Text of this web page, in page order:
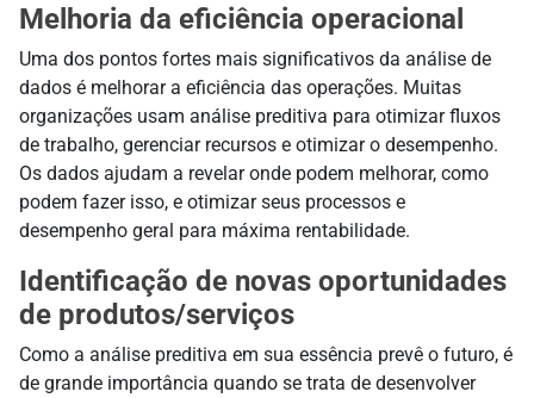
Melhoria da eficiência operacional
Uma dos pontos fortes mais significativos da análise de
dados é melhorar a eficiência das operações. Muitas
organizações usam análise preditiva para otimizar fluxos
de trabalho, gerenciar recursos e otimizar o desempenho.
Os dados ajudam a revelar onde podem melhorar, como
podem fazer isso, e otimizar seus processos e
desempenho geral para máxima rentabilidade.
Identificação de novas oportunidades
de produtos/serviços
Como a análise preditiva em sua essência prevê o futuro, é
de grande importância quando se trata de desenvolver